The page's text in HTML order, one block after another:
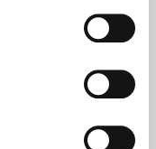
widerrufen,
und diese
Unterfranken